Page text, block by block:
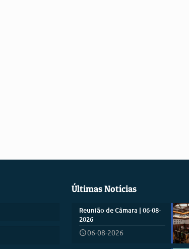
Últimas Notícias
Reunião de Câmara | 06-08-
2026
06-08-2026